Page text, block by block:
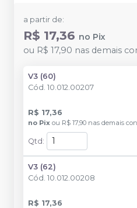
a partir de:
R$ 17,36 no Pix
ou R$ 17,90 nas demais
V3 (60)
Cód. 10.012.00207
R$ 17,36
no Pix ou R$ 17,90 nas demais
Qtd :
V3 (62)
Cód. 10.012.00208
R$ 17,36